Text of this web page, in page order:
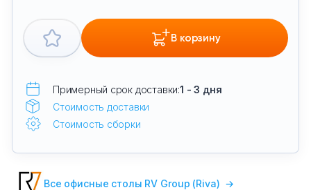
В корзину
Примерный срок доставки:1 - 3 дня
Стоимость доставки
Стоимость сборки
Все офисные столы RV Group (Riva) →